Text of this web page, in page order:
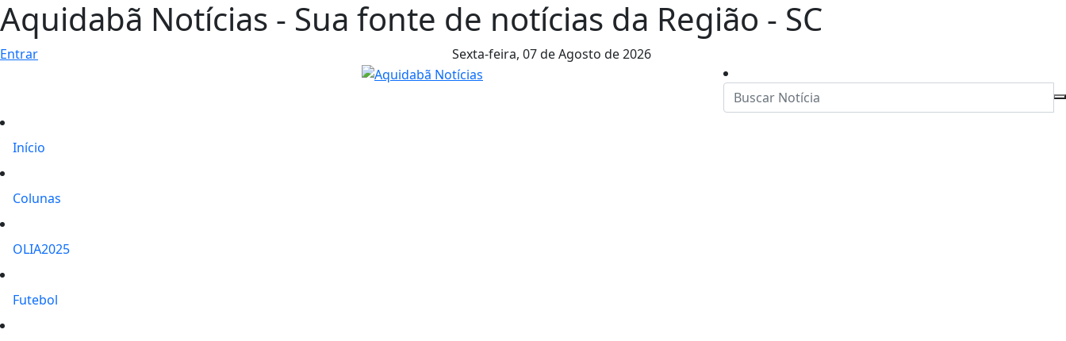
Aquidabã Notícias - Sua fonte de notícias da Região - SC
Entrar Sexta-feira, 07 de Agosto de 2026
Início
Colunas
OLIA2025
Futebol